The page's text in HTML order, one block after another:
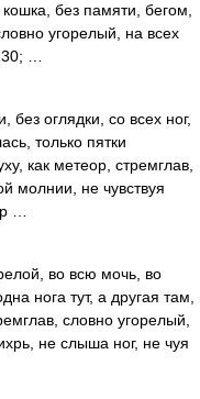
без памяти, бегом,
угорелый, на всех
…
оглядки, со всех ног,
только пятки
как метеор, стремглав,
молнии, не чувствуя
…
во всю мочь, во
нога тут, а другая там,
словно угорелый,
не слыша ног, не чуя